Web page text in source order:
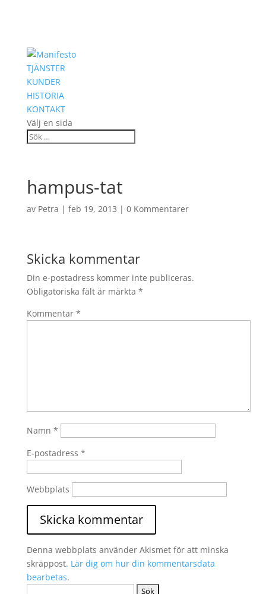
TJÄNSTER
KUNDER
HISTORIA
KONTAKT
Välj en sida
hampus-tat
av Petra | feb 19, 2013 | 0 Kommentarer
Skicka kommentar
Din e-postadress kommer inte publiceras.
Obligatoriska fält är märkta *
Kommentar *
Namn *
E-postadress *
Webbplats
Denna webbplats använder Akismet för att minska
skräppost. Lär dig om hur din kommentarsdata
bearbetas.